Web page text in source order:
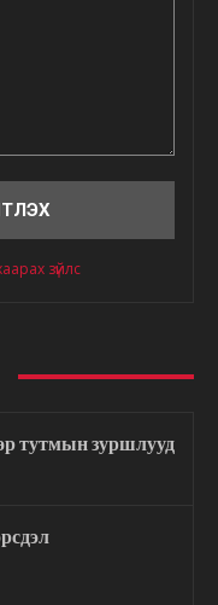
зүйлс
тутмын зуршлууд